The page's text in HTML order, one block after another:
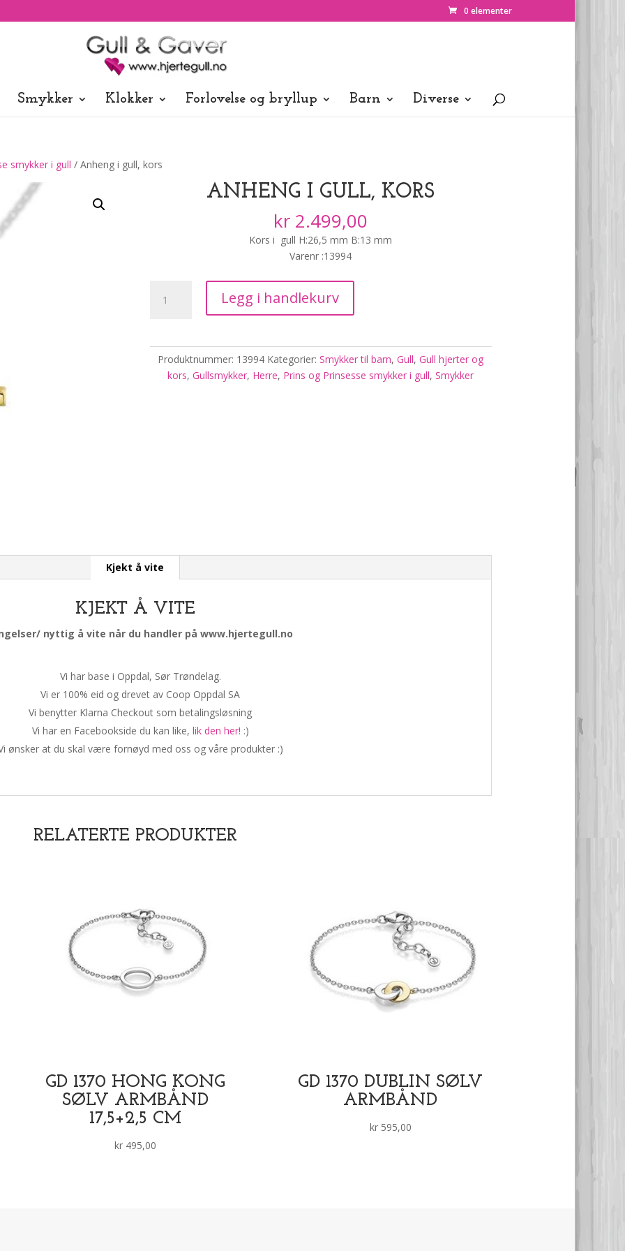
0 elementer
Smykker Klokker Forlovelse og bryllup Barn Diverse
smykker i gull / Anheng i gull, kors
ANHENG I GULL, KORS
kr 2.499,00
Kors i gull H:26,5 mm B:13 mm
Varenr :13994
Legg i handlekurv
Produktnummer: 13994 Kategorier:Smykker til barn,Gull,Gull hjerter og
kors,Gullsmykker, Herre, Prins og Prinsesse smykker i gull,Smykker
Kjekt å vite
KJEKT Å VITE
nyttig å vite når du handler på www.hjertegull.no
Vi har base i Oppdal, Sør Trøndelag.
Vi er 100% eid og drevet av Coop Oppdal SA
Vi benytter Klarna Checkout som betalingsløsning
Vi har en Facebookside du kan like, lik den her! :)
ønsker at du skal være fornøyd med oss og våre produkter :)
RELATERTE PRODUKTER
GD 1370 HONG KONG
SØLV ARMBÅND
17,5+2,5 CM
kr 495,00
GD 1370 DUBLIN SØLV
ARMBÅND
kr595,00